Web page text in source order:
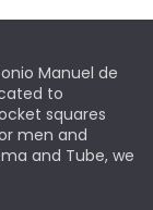
Manuel de
to
squares
men and
and Tube, we